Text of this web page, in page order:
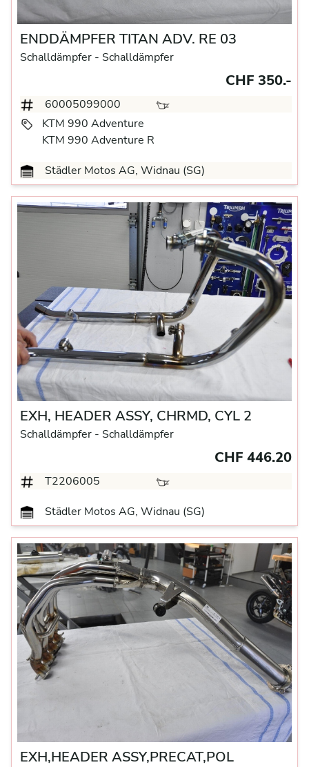
ENDDÄMPFER TITAN ADV. RE 03
Schalldämpfer - Schalldämpfer
CHF 350.-
60005099000
KTM 990 Adventure
KTM 990 Adventure R
Städler Motos AG, Widnau (SG)
EXH, HEADER ASSY, CHRMD, CYL 2
Schalldämpfer - Schalldämpfer
CHF 446.20
T2206005
Städler Motos AG, Widnau (SG)
EXH,HEADER ASSY,PRECAT,POL